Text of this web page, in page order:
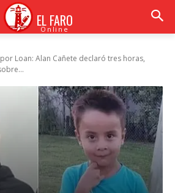
EL FARO
Online
por Loan: Alan Cañete declaró tres horas,